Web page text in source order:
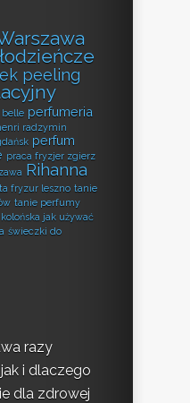
peeling
perfumeria
radzymin
perfum
praca fryzjer zgierz
Rihanna
fryzur leszno tanie
tanie perfumy
jak używać
świeczki do
razy
i dlaczego
dla zdrowej